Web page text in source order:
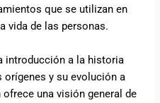
que se utilizan en
vida de las personas.
introducción a la historia
orígenes y su evolución a
una visión general de